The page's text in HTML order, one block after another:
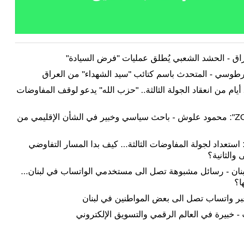
- الحشد الشعبي يُطلق عمليات "فرض السيادة"
- المتحدث باسم كتائب "سيد الشهداء" من العراق
أيام من انعقاد الجولة الثالثة.. "حزب الله" يدعو لوقف المفاوضات
الضيف عبر "ZOOM": محمود علوش - باحث سياسي وخبير في الشأن الإقليمي من
لجولة المفاوضات الثالثة... كيف بدا المسار التفاوضي
والثانية؟
- رسائل مشبوهة تصل الى مستخدمي الواتساب في لبنان...
واتساب تصل الى بعض المواطنين في لبنان
خبيرة في العالم الرقمي والتسويق الإلكتروني